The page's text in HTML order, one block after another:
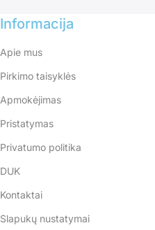
Informacija
Apie mus
Pirkimo taisyklės
Apmokėjimas
Pristatymas
Privatumo politika
DUK
Kontaktai
Slapukų nustatymai